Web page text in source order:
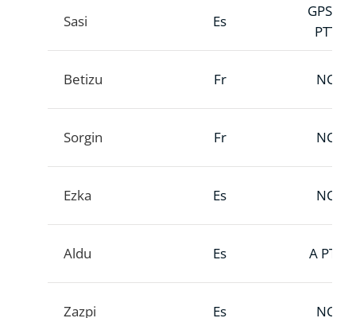
Sasi Es
GPS A
PTT
Betizu Fr NC
Sorgin Fr NC
Ezka Es NC
Aldu Es A PTT
Zazpi Es NC